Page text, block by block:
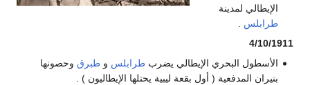
الإيطالي لمدينة
طرابلس .
4/10/1911
الأسطول البحري الإيطالي يضربطرابلس وطبرق وحصونها
بنيران المدفعية ( أول بقعة ليبية يحتلها الإيطاليون ) .